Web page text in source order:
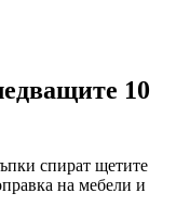
10
спират щетите
на мебели и